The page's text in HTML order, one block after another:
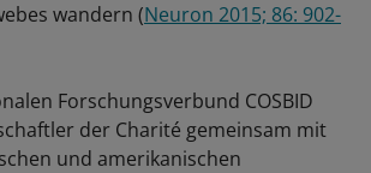
wandern (Neuron 2015; 86: 902-
Forschungsverbund COSBID
der Charité gemeinsam mit
und amerikanischen